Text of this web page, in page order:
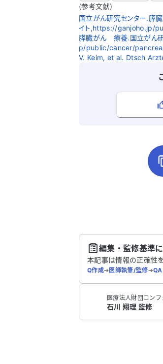
(参考文献)
国立がん研究センター.膵
イト,https://ganjoho.jp/
膵臓がん 療養.国立がん
p/public/cancer/
V. Keim, et al. Dtsch
こちらは送信専用の
編集・監修基準
本記事は情報の正確性
Q作成➔医師執筆/監修➔QA
医療法人財団コン
石川 翔理 監修